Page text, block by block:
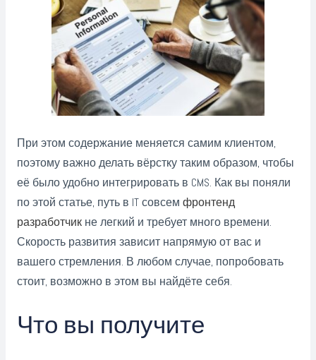
При этом содержание меняется самим клиентом,
поэтому важно делать вёрстку таким образом, чтобы
её было удобно интегрировать в CMS. Как вы поняли
по этой статье, путь в IT совсем фронтенд
разработчикне легкий и требует много времени.
Скорость развития зависит напрямую от вас и
вашего стремления. В любом случае, попробовать
стоит, возможно в этом вы найдёте себя.
Что вы получите